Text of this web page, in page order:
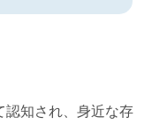
認知され、身近な存